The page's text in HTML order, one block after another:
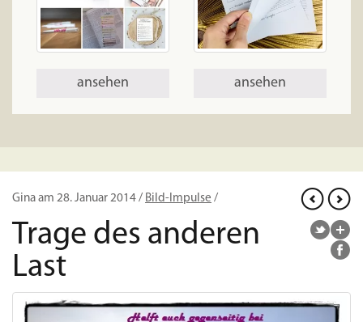
ansehen ansehen
Gina am 28. Januar 2014 / Bild-Impulse /
Trage des anderen
Last